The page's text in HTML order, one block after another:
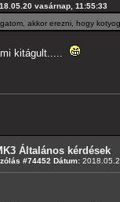
vasárnap, 11:55:33
akkor erezni, hogy
kitágult.....
Általános kérdések
#74452 Dátum: